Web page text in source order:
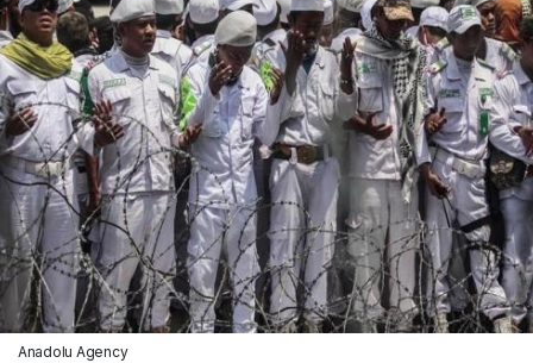
Anadolu Agency